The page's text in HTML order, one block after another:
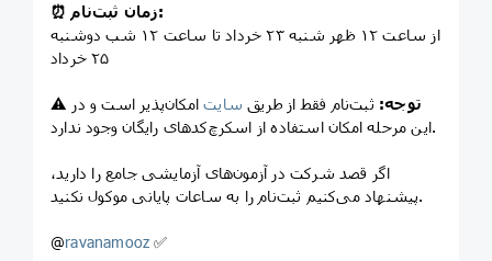
⏰ زمان ثبت‌نام:
از ساعت ۱۲ ظهر شنبه ۲۳ خرداد تا ساعت ۱۲ شب دوشنبه
۲۵ خرداد
⚠️ توجه: ثبت‌نام فقط از طریق سایتامکان‌پذیر است و در
این مرحله امکان استفاده از اسکرچ‌کدهای رایگان وجود ندارد.
اگر قصد شرکت در آزمون‌های آزمایشی جامع را دارید،
پیشنهاد می‌کنیم ثبت‌نام را به ساعات پایانی موکول نکنید.
@ravanamooz ✅